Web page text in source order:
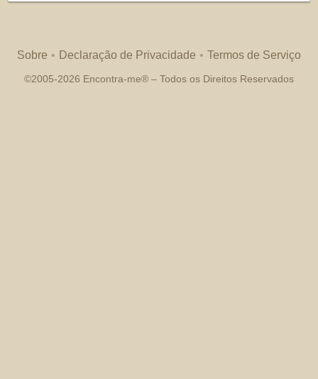
Sobre Declaração de Privacidade Termos de Serviço
©2005-2026 Encontra-me® – Todos os Direitos Reservados